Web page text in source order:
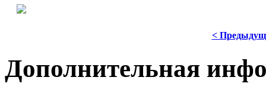
<
Дополнительная